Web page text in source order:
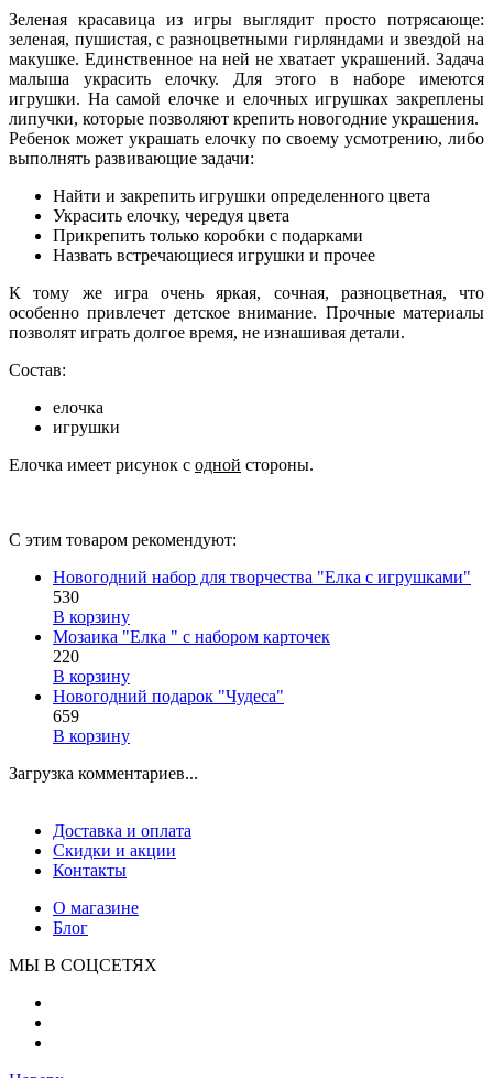
Зеленая красавица из игры выглядит просто потрясающе:
зеленая, пушистая, с разноцветными гирляндами и звездой на
макушке. Единственное на ней не хватает украшений. Задача
малыша украсить елочку. Для этого в наборе имеются
игрушки. На самой елочке и елочных игрушках закреплены
липучки, которые позволяют крепить новогодние украшения.
Ребенок может украшать елочку по своему усмотрению, либо
выполнять развивающие задачи:
Найти и закрепить игрушки определенного цвета
Украсить елочку, чередуя цвета
Прикрепить только коробки с подарками
Назвать встречающиеся игрушки и прочее
К тому же игра очень яркая, сочная, разноцветная, что
особенно привлечет детское внимание. Прочные материалы
позволят играть долгое время, не изнашивая детали.
Состав:
елочка
игрушки
Елочка имеет рисунок с одной стороны.
С этим товаром рекомендуют:
Новогодний набор для творчества "Елка с игрушками"
530
В корзину
Мозаика "Елка " с набором карточек
220
В корзину
Новогодний подарок "Чудеса"
659
В корзину
Загрузка комментариев...
Доставка и оплата
Скидки и акции
Контакты
О магазине
Блог
МЫ В СОЦСЕТЯХ